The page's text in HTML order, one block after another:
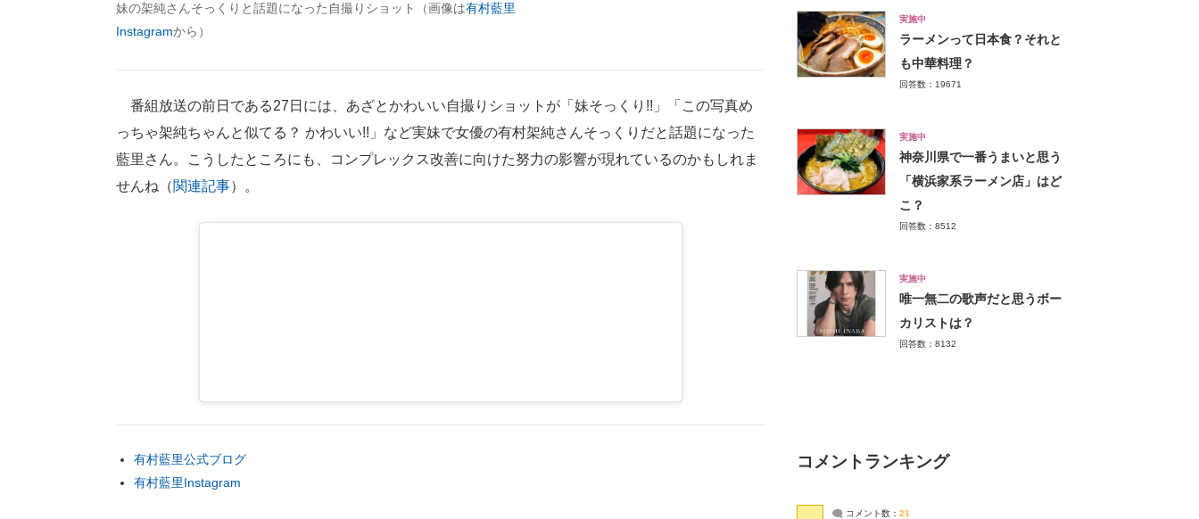
妹の架純さんそっくりと話題になった自撮りショット（画像は有村藍里
Instagramから）
番組放送の前日である27日には、あざとかわいい自撮りショットが「妹そっくり!!」「この写真め
っちゃ架純ちゃんと似てる？ かわいい!!」など実妹で女優の有村架純さんそっくりだと話題になった
藍里さん。こうしたところにも、コンプレックス改善に向けた努力の影響が現れているのかもしれま
せんね（関連記事）。
有村藍里公式ブログ
有村藍里Instagram
実施中
ラーメンって日本食？それと
も中華料理？
回答数：19671
実施中
神奈川県で一番うまいと思う
「横浜家系ラーメン店」はど
こ？
回答数：8512
実施中
唯一無二の歌声だと思うボー
カリストは？
回答数：8132
コメントランキング
コメント数： 21